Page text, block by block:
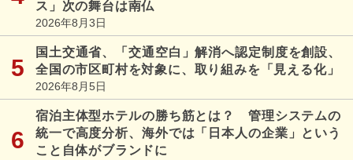
ス」次の舞台は南仏
2026年8月3日
国土交通省、「交通空白」解消へ認定制度を創設、
全国の市区町村を対象に、取り組みを「見える化」
2026年8月5日
宿泊主体型ホテルの勝ち筋とは？ 管理システムの
統一で高度分析、海外では「日本人の企業」という
こと自体がブランドに